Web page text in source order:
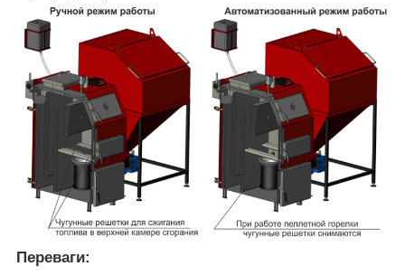
Переваги: